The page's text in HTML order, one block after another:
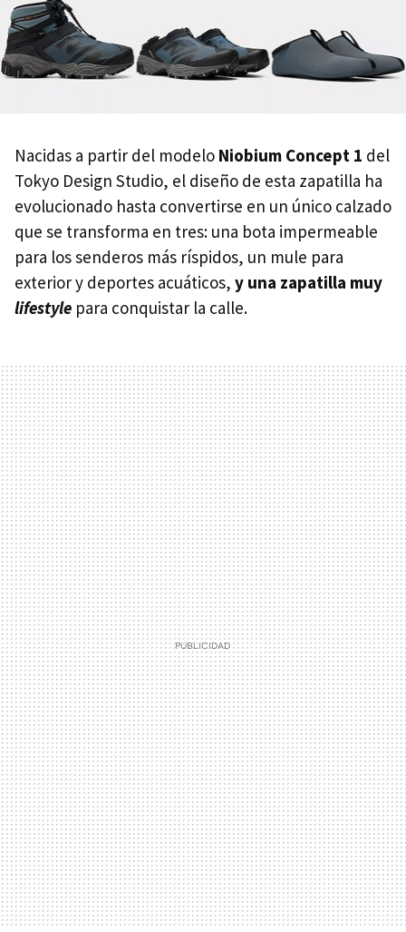
Nacidas a partir del modelo Niobium Concept 1 del
Tokyo Design Studio, el diseño de esta zapatilla ha
evolucionado hasta convertirse en un único calzado
que se transforma en tres: una bota impermeable
para los senderos más ríspidos, un mule para
exterior y deportes acuáticos, y una zapatilla muy
lifestyle para conquistar la calle.